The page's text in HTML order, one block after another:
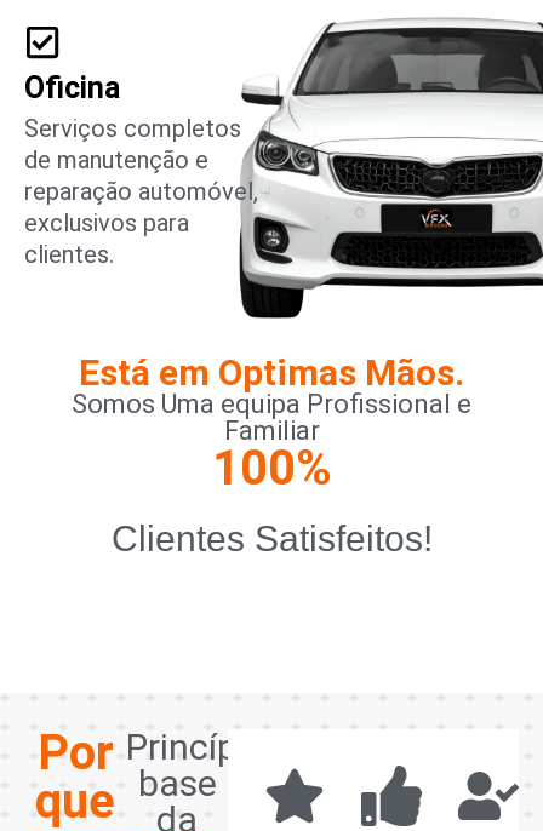
Oficina
Serviços completos
de manutenção e
reparação automóvel,
exclusivos para
clientes.
Está em Optimas Mãos.
Somos Uma equipa Profissional e
Familiar
Clientes Satisfeitos!
100%
Por
que
Princípios
base
da